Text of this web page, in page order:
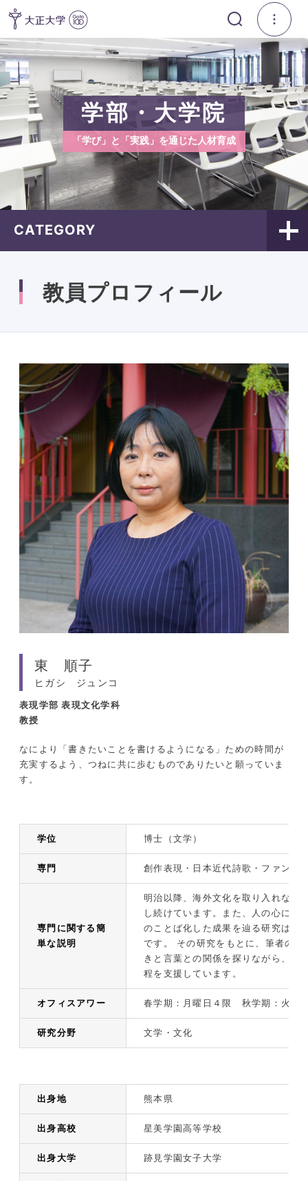
学部・大学院
「学び」と「実践」を通じた人材育成
CATEGORY
教員プロフィール
東 順子
ヒガシ ジュンコ
表現学部表現文化学科
教授
なにより「書きたいことを書けるようになる」ための時間が
充実するよう、つねに共に歩むものでありたいと願っていま
す。
学位 博士（文学）
専門 創作表現・日本近代詩歌・ファンタ
専門に関する簡
単な説明
明治以降、海外文化を取り入れなが
し続けています。また、人の心にき
のことば化した成果を辿る研究は、
です。 その研究をもとに、筆者の
きと言葉との関係を探りながら、ひ
程を支援しています。
オフィスアワー 春学期：月曜日４限 秋学期：火曜
研究分野 文学・文化
出身地 熊本県
出身高校 星美学園高等学校
出身大学 跡見学園女子大学